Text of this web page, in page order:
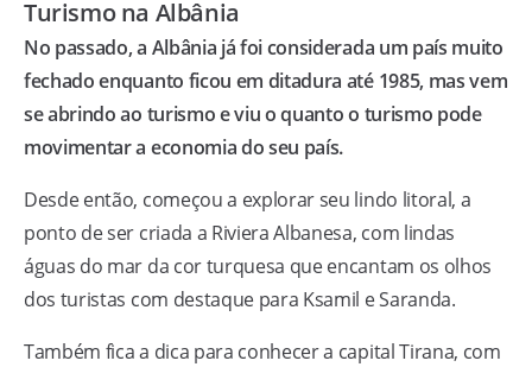
Turismo na Albânia
No passado, a Albânia já foi considerada um país muito
fechado enquanto ficou em ditadura até 1985, mas vem
se abrindo ao turismo e viu o quanto o turismo pode
movimentar a economia do seu país.
Desde então, começou a explorar seu lindo litoral, a
ponto de ser criada a Riviera Albanesa, com lindas
águas do mar da cor turquesa que encantam os olhos
dos turistas com destaque para Ksamil e Saranda.
Também fica a dica para conhecer a capital Tirana, com